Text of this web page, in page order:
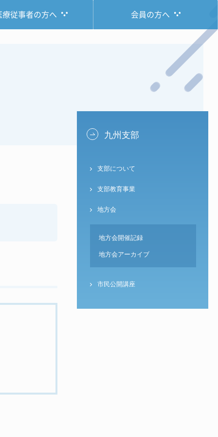
療従事者の方へ 会員の方へ
九州支部
支部について
支部教育事業
地方会
地方会開催記録
地方会アーカイブ
市民公開講座